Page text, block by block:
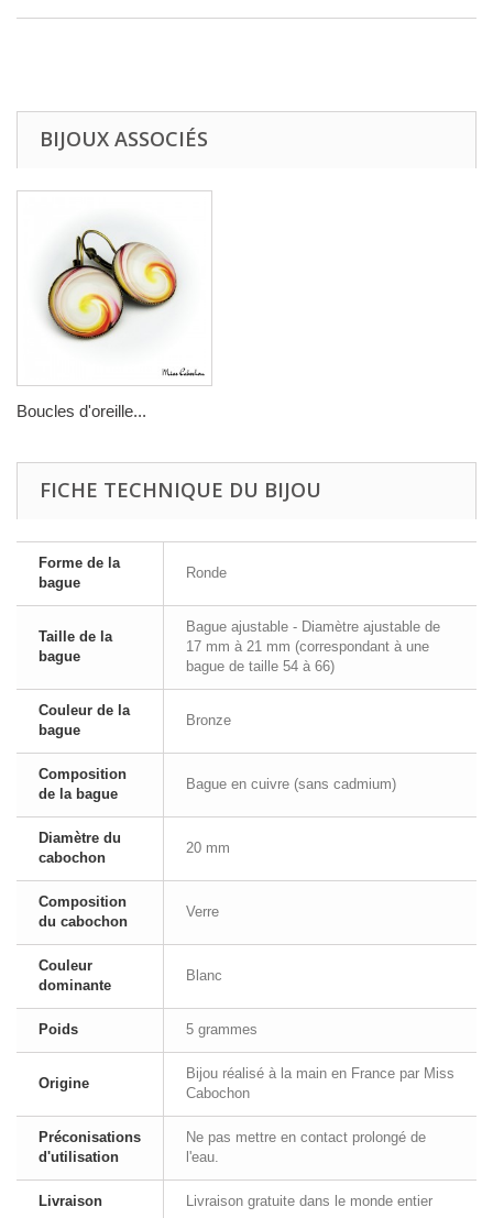
BIJOUX ASSOCIÉS
Boucles d'oreille...
FICHE TECHNIQUE DU BIJOU
Forme de la
bague
Ronde
Taille de la
bague
Bague ajustable - Diamètre ajustable de
17 mm à 21 mm (correspondant à une
bague de taille 54 à 66)
Couleur de la
bague
Bronze
Composition
de la bague
Bague en cuivre (sans cadmium)
Diamètre du
cabochon
20 mm
Composition
du cabochon
Verre
Couleur
dominante
Blanc
Poids 5 grammes
Origine
Bijou réalisé à la main en France par Miss
Cabochon
Préconisations
d'utilisation
Ne pas mettre en contact prolongé de
l'eau.
Livraison Livraison gratuite dans le monde entier